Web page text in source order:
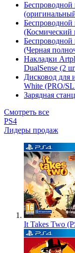
Беспроводной
Беспроводной
(Космический
Беспроводной
(Черная
Накладки
DualSense (2
Дисковод для
White (PRO/
Зарядная
Смотреть все
PS4
Лидеры продаж
It Takes Two